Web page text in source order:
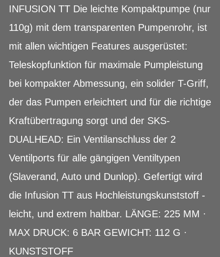
INFUSION TT Die leichte Kompaktpumpe (nur
110g) mit dem transparenten Pumpenrohr, ist
mit allen wichtigen Features ausgerüstet:
Teleskopfunktion für maximale Pumpleistung
bei kompakter Abmessung, ein solider T-Griff,
der das Pumpen erleichtert und für die richtige
Kraftübertragung sorgt und der SKS-
DUALHEAD: Ein Ventilanschluss der 2
Ventilports für alle gängigen Ventiltypen
(Slaverand, Auto und Dunlop). Gefertigt wird
die Infusion TT aus Hochleistungskunststoff -
leicht, und extrem haltbar. LÄNGE: 225 MM ·
MAX DRUCK: 6 BAR GEWICHT: 112 G ·
KUNSTSTOFF